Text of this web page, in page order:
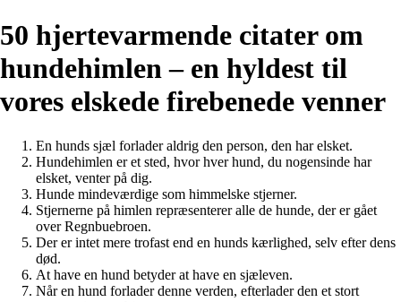
50 hjertevarmende citater om
hundehimlen – en hyldest til
vores elskede firebenede venner
En hunds sjæl forlader aldrig den person, den har elsket.
Hundehimlen er et sted, hvor hver hund, du nogensinde har
elsket, venter på dig.
Hunde mindeværdige som himmelske stjerner.
Stjernerne på himlen repræsenterer alle de hunde, der er gået
over Regnbuebroen.
Der er intet mere trofast end en hunds kærlighed, selv efter dens
død.
At have en hund betyder at have en sjæleven.
Når en hund forlader denne verden, efterlader den et stort